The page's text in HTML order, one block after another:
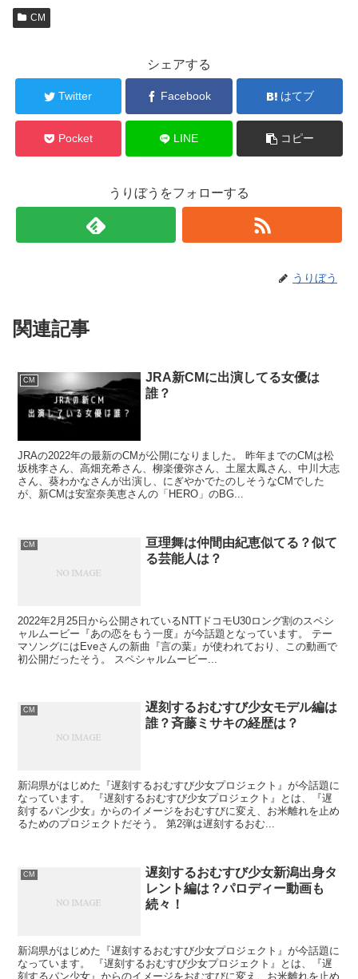
CM
シェアする
Twitter Facebook はてブ
Pocket LINE コピー
うりぼうをフォローする
うりぼう
関連記事
CM
JRA新CMに出演してる女優は
誰？
JRAの2022年の最新のCMが公開になりました。 昨年までのCMは松
坂桃李さん、高畑充希さん、柳楽優弥さん、土屋太鳳さん、中川大志
さん、葵わかなさんが出演し、にぎやかでたのしそうなCMでした
が、新CMは安室奈美恵さんの「HERO」のBG...
CM
亘理舞は仲間由紀恵似てる？似て
る芸能人は？
2022年2月25日から公開されているNTTドコモU30ロング割のスペシ
ャルムービー『あの恋をもう一度』が今話題となっています。 テー
マソングにはEveさんの新曲『言の葉』が使われており、この動画で
初公開だったそう。 スペシャルムービー...
CM
遅刻するおむすび少女モデル編は
誰？斉藤ミサキの経歴は？
新潟県がはじめた『遅刻するおむすび少女プロジェクト』が今話題に
なっています。 『遅刻するおむすび少女プロジェクト』とは、『遅
刻するパン少女』からのイメージをおむすびに変え、お米離れを止め
るためのプロジェクトだそう。 第2弾は遅刻するおむ...
CM
遅刻するおむすび少女新潟出身タ
レント編は？パロディー動画も
続々！
新潟県がはじめた『遅刻するおむすび少女プロジェクト』が今話題に
なっています。 『遅刻するおむすび少女プロジェクト』とは、『遅
刻するパン少女』からのイメージをおむすびに変え、お米離れを止め